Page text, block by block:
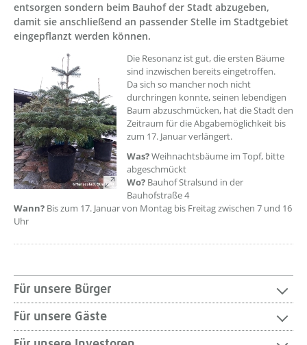
entsorgen sondern beim Bauhof der Stadt abzugeben,
damit sie anschließend an passender Stelle im Stadtgebiet
eingepflanzt werden können.
Die Resonanz ist gut, die ersten Bäume
sind inzwischen bereits eingetroffen.
Da sich so mancher noch nicht
durchringen konnte, seinen lebendigen
Baum abzuschmücken, hat die Stadt den
Zeitraum für die Abgabemöglichkeit bis
zum 17. Januar verlängert.
Was?Weihnachtsbäume im Topf, bitte
abgeschmückt
Wo? Bauhof Stralsund in der
Bauhofstraße 4
Wann? Bis zum 17. Januar von Montag bis Freitag zwischen 7 und 16
Uhr
Für unsere Bürger
Für unsere Gäste